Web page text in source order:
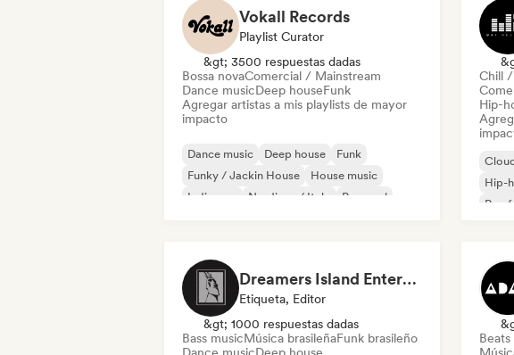
Vokall Records
Playlist Curator
&gt; 3500 respuestas dadas
Bossa novaComercial / Mainstream
Dance musicDeep houseFunk
Agregar artistas a mis playlists de mayor
impacto
Dance music Deep house
Funk
Funky / Jackin House
House music
Indie pop
Nu-disco / Italo Pop soul
Chill
Hip-
Hip-
Rap
Dreamers Island Entertainment
Etiqueta, Editor
&gt; 1000 respuestas dadas
Bass musicMúsica brasileñaFunk brasileño